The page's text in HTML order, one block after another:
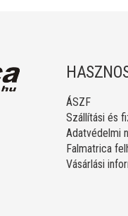
ÁSZF
Szállítási és
Adatvédelmi
Falmatrica
Vásárlási